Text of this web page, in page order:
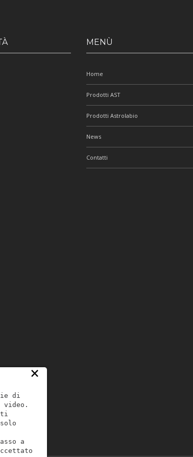
MENÙ
Home
Prodotti AST
Prodotti Astrolabio
News
Contatti
×
di
a